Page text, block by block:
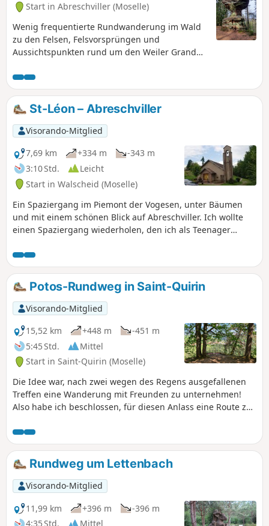
Start in Abreschviller (Moselle)
Wenig frequentierte Rundwanderung im Wald
zu den Felsen, Felsvorsprüngen und
Aussichtspunkten rund um den Weiler Grand
St-Léon – Abreschviller
Visorando-Mitglied
7,69 km
+334 m
-343 m
3:10 Std.
Leicht
Start in Walscheid (Moselle)
Ein Spaziergang im Piemont der Vogesen, unter Bäumen
und mit einem schönen Blick auf Abreschviller. Ich wollte
einen Spaziergang wiederholen, den ich als Teenager
hat der Sturm von 1999 hier gewütet und der Weg ist an
einigen Stellen komplett verschwunden. Der Club Vosgien
hat eine neue Route ab Saint-Léon festgelegt. Ich habe
mich dafür entschieden, 45 Jahre zurückzugehen und
Ihnen meinen Retro-Spaziergang auf dem ursprünglichen
Weg vorzuschlagen.
Potos-Rundweg in Saint-Quirin
Visorando-Mitglied
15,52 km
+448 m
-451 m
5:45 Std.
Mittel
Start in Saint-Quirin (Moselle)
Die Idee war, nach zwei wegen des Regens ausgefallenen
Treffen eine Wanderung mit Freunden zu unternehmen!
Also habe ich beschlossen, für diesen Anlass eine Route zu
Rundweg um Lettenbach
Visorando-Mitglied
11,99 km
+396 m
-396 m
4:35 Std.
Mittel